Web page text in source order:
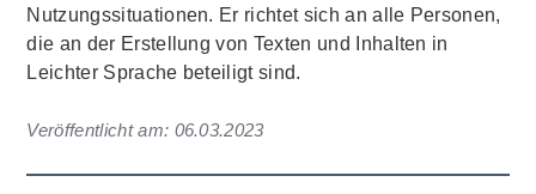
Nutzungssituationen. Er richtet sich an alle Personen,
die an der Erstellung von Texten und Inhalten in
Leichter Sprache beteiligt sind.
Veröffentlicht am: 06.03.2023